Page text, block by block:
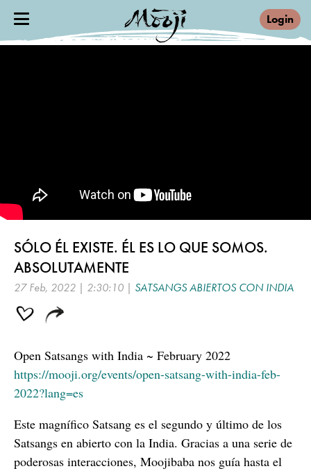
Login
SÓLO ÉL EXISTE. ÉL ES LO QUE SOMOS.
ABSOLUTAMENTE
27 Feb, 2022 | 2:30:10 | SATSANGS ABIERTOS CON INDIA
Open Satsangs with India ~ February 2022
https://mooji.org/events/open-satsang-with-india-feb-
2022?lang=es
Este magnífico Satsang es el segundo y último de los
Satsangs en abierto con la India. Gracias a una serie de
poderosas interacciones, Moojibaba nos guía hasta el